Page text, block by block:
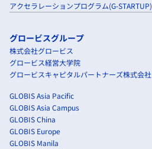
アクセラレーションプログラム(G-STARTUP)
グロービスグループ
株式会社グロービス
グロービス経営大学院
グロービスキャピタルパートナーズ株式会社
GLOBIS Asia Pacific
GLOBIS Asia Campus
GLOBIS China
GLOBIS Europe
GLOBIS Manila